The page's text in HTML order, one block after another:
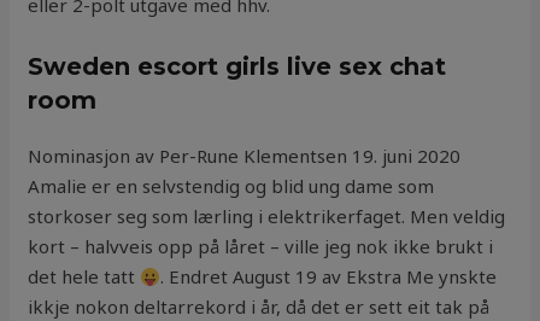
eller 2-polt utgave med hhv.
Sweden escort girls live sex chat
room
Nominasjon av Per-Rune Klementsen 19. juni 2020
Amalie er en selvstendig og blid ung dame som
storkoser seg som lærling i elektrikerfaget. Men veldig
kort – halvveis opp på låret – ville jeg nok ikke brukt i
det hele tatt
. Endret August 19 av Ekstra Me ynskte
ikkje nokon deltarrekord i år, då det er sett eit tak på